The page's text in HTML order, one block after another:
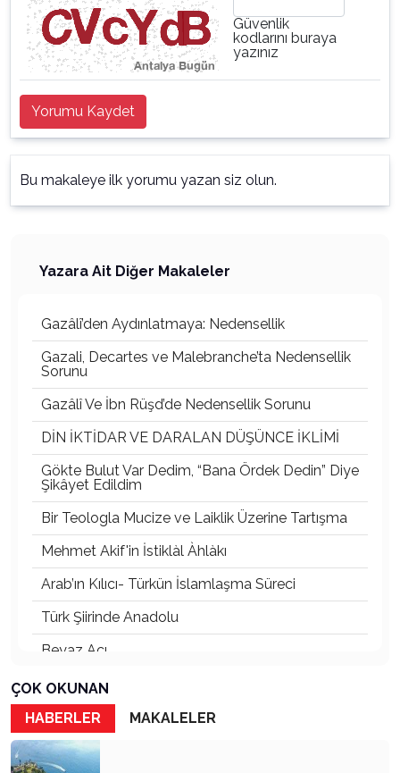
Güvenlik
kodlarını buraya
yazınız
Yorumu Kaydet
Bu makaleye ilk yorumu yazan siz olun.
Yazara Ait Diğer Makaleler
Gazâlî’den Aydınlatmaya: Nedensellik
Gazali, Decartes ve Malebranche’ta Nedensellik
Sorunu
Gazâlî Ve İbn Rüşd’de Nedensellik Sorunu
DİN İKTİDAR VE DARALAN DÜŞÜNCE İKLİMİ
Gökte Bulut Var Dedim, “Bana Ördek Dedin” Diye
Şikâyet Edildim
Bir Teologla Mucize ve Laiklik Üzerine Tartışma
Mehmet Akif'in İstiklàl Àhlàkı
Arab’ın Kılıcı- Türkün İslamlaşma Süreci
Türk Şiirinde Anadolu
Beyaz Acı
Rhodıapolıs:Kumluca Ovasına Bakan Kayıp Şehir
Atsız’ı Bahane Ederek Atatürk’e ve Cumhuriyet’e
Saldırmak
3 Mayıs 1944’ten Bugüne Türkçülük:
ÇOK OKUNAN
HABERLER
MAKALELER